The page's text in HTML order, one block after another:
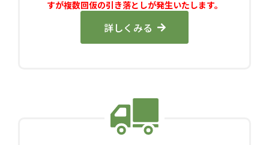
すが複数回仮の引き落としが発生いたします。
詳しくみる